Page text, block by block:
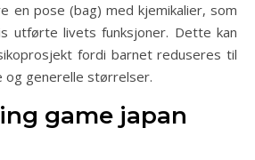
en pose (bag) med kjemikalier, som
utførte livets funksjoner. Dette kan
fordi barnet reduseres til
og generelle størrelser.
game japan